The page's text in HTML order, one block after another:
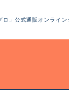
」公式通販オンライン